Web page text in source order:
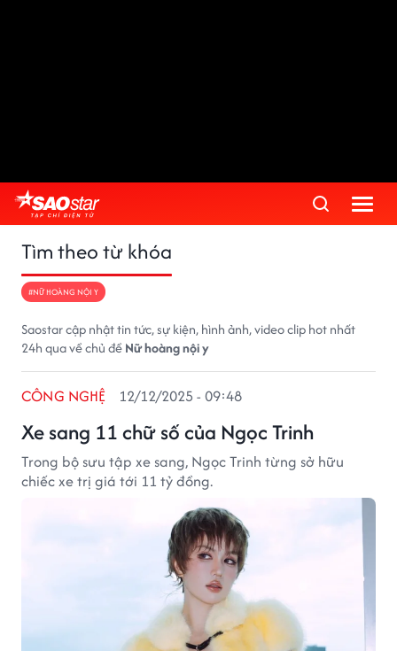
Tìm theo từ khóa
#NỮ HOÀNG NỘI Y
Saostar cập nhật tin tức, sự kiện, hình ảnh, video clip hot nhất
24h qua về chủ đềNữ hoàng nội y
Xe sang 11 chữ số của Ngọc Trinh
CÔNG NGHỆ 12/12/2025 - 09:48
Trong bộ sưu tập xe sang, Ngọc Trinh từng sở hữu
chiếc xe trị giá tới 11 tỷ đồng.